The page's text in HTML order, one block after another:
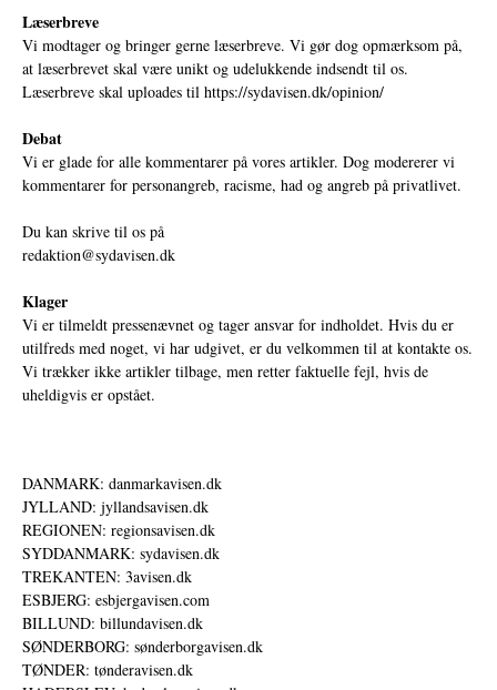
Læserbreve
Vi modtager og bringer gerne læserbreve. Vi gør dog opmærksom på,
at læserbrevet skal være unikt og udelukkende indsendt til os.
Læserbreve skal uploades til https://sydavisen.dk/opinion/
Debat
Vi er glade for alle kommentarer på vores artikler. Dog modererer vi
kommentarer for personangreb, racisme, had og angreb på privatlivet.
Du kan skrive til os på
redaktion@sydavisen.dk
Klager
Vi er tilmeldt pressenævnet og tager ansvar for indholdet. Hvis du er
utilfreds med noget, vi har udgivet, er du velkommen til at kontakte os.
Vi trækker ikke artikler tilbage, men retter faktuelle fejl, hvis de
uheldigvis er opstået.
DANMARK: danmarkavisen.dk
JYLLAND: jyllandsavisen.dk
REGIONEN: regionsavisen.dk
SYDDANMARK: sydavisen.dk
TREKANTEN: 3avisen.dk
ESBJERG: esbjergavisen.com
BILLUND: billundavisen.dk
SØNDERBORG: sønderborgavisen.dk
TØNDER: tønderavisen.dk